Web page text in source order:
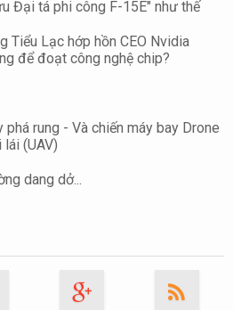
Đại tá phi công F-15E" như thế
Tiểu Lạc hớp hồn CEO Nvidia
để đoạt công nghệ chip?
rung - Và chiến máy bay Drone
(UAV)
dang dở...